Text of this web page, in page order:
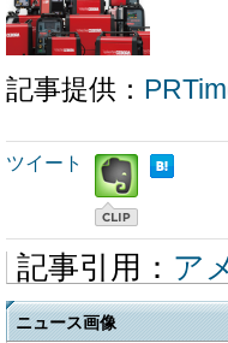
記事提供：
ツイート
記事引用： ア
ニュース画像